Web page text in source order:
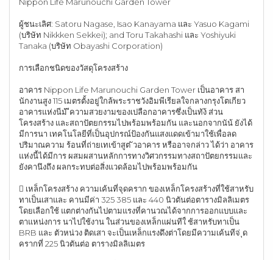
Nippon Life Marunouchi Garden Tower
ผู้ชนะเลิศ: Satoru Nagase, Isao Kanayama และ Yasuo Kagami
(บริษัท Nikkken Sekkei); and Toru Takahashi และ Yoshiyuki
Tanaka (บริษัท Obayashi Corporation)
การเลือกชนิดของวัสดุโครงสร้าง
อาคาร Nippon Life Marunouchi Garden Tower เป็นอาคาร สา
นักงานสูง 115 เมตรตั้งอยู่ใกล้พระราชวังอิมพีเรียลใจกลางกรุงโตเกียว
อาคารแห่งนีม้ ีความสวยงามของเปลือกอาคารซึ่งเป็นทัง้ ส่วน
โครงสร้าง และสถาปัตยกรรมไปพร้อมพร้อมกัน และนอกจากนัน้ ยังได้
มีการนา เทคโนโลยีที่เป็นอุปกรณ์ป้องกันแสงแดดเข้ามาใช้เพื่อลด
ปริมาณความ ร้อนที่ถ่ายเทเข้าสูต่ ัวอาคาร หรืออาจกล่าว ได้ว่า อาคาร
แห่งนี้ได้มีการ ผสมผสานหลักการทางวิศวกรรมทางสถาปัตยกรรมและ
ยังคานึงถึง ผลกระทบต่อสิ่งแวดล้อมไปพร้อมพร้อมกัน
 เหล็กโครงสร้าง ความเค้นที่จุดคราก ของเหล็กโครงสร้างที่ใช้สาหรับ
ทาเป็นเสาและ คานมีค่า 325 385 และ 440 นิวตันต่อตารางมิลลิเมตร
โดยเลือกใช้ แตกต่างกันไปตามแรงที่คานวณได้จากการออกแบบและ
ตาแหน่งการ นาไปใช้งาน ในส่วนของเหล็กแผ่นทีใ่ ช้สาหรับทาเป็น
BRB และ ตัวหน่วง ติดเสา จะเป็นเหล็กแรงดึงต่าโดยมีความเค้นทีจ่ ุด
ครากที่ 225 นิวตันต่อ ตารางมิลลิเมตร